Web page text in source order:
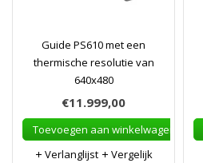
Guide PS610 met een
thermische resolutie van
640x480
€11.999,00
Toevoegen aan winkelwagen
Verlanglijst
Vergelijk